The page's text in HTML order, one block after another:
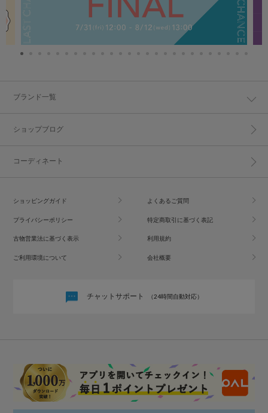
ブランド一覧
ショップブログ
コーディネート
ショッピングガイド よくあるご質問
プライバシーポリシー 特定商取引に基づく表記
古物営業法に基づく表示 利用規約
ご利用環境について 会社概要
チャットサポート （24時間自動対応）